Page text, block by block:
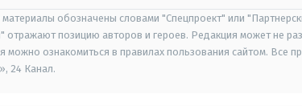
обозначены словами "Спецпроект" или
отражают позицию авторов и героев. Редакция может не
можно ознакомиться в правилах пользования сайтом.
24 Канал.